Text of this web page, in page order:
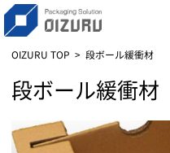
OIZURU TOP 段ボール緩衝材
段ボール緩衝材